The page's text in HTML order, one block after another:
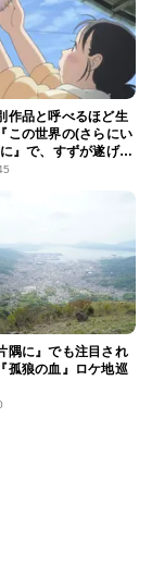
作品と呼べるほど生
この世界の(さらにい
』で、すずが遂げ
隅に』でも注目され
孤狼の血』ロケ地巡